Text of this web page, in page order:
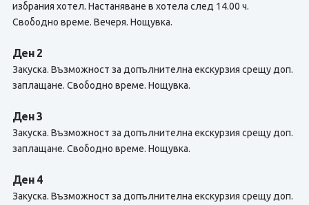
избрания хотел. Настаняване в хотела след 14.00 ч.
Свободно време. Вечеря. Нощувка.
Ден 2
Закуска. Възможност за допълнителна екскурзия срещу доп.
заплащане. Свободно време. Нощувка.
Ден 3
Закуска. Възможност за допълнителна екскурзия срещу доп.
заплащане. Свободно време. Нощувка.
Ден 4
Закуска. Възможност за допълнителна екскурзия срещу доп.